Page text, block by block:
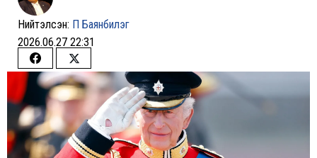
Нийтэлсэн: П Баянбилэг
2026.06.27 22:31
Share
on
Facebook
Share
on
Twitter